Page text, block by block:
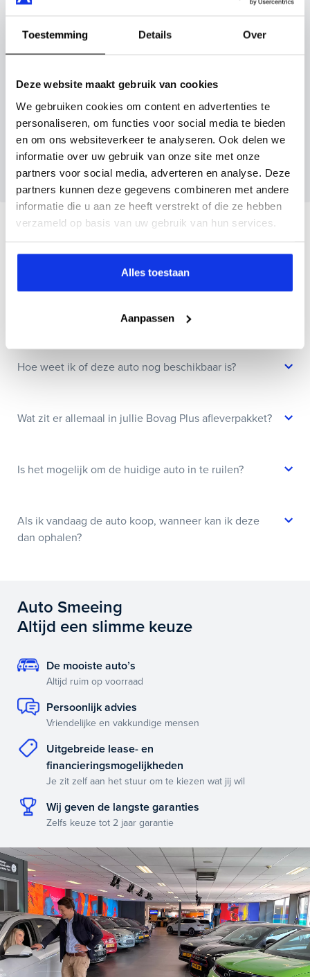
Toestemming Details Over
Deze website maakt gebruik van cookies
We gebruiken cookies om content en advertenties te
personaliseren, om functies voor social media te bieden
en om ons websiteverkeer te analyseren. Ook delen we
informatie over uw gebruik van onze site met onze
partners voor social media, adverteren en analyse. Deze
partners kunnen deze gegevens combineren met andere
informatie die u aan ze heeft verstrekt of die ze hebben
verzameld op basis van uw gebruik van hun services.
Alles toestaan
Aanpassen
Maak snel een afspraak in de showroom of bestel hem
Inruilvoorstel aanvragen
Wanneer je foto’s meestuurt ontvang je op
maandag tot en met vrijdag binnen enkele uren
een voorstel.
Veelgestelde vragen
Kan ik een auto reserveren?
Hoe weet ik of deze auto nog beschikbaar is?
Wat zit er allemaal in jullie Bovag Plus afleverpakket?
Is het mogelijk om de huidige auto in te ruilen?
Als ik vandaag de auto koop, wanneer kan ik deze
dan ophalen?
Auto Smeeing
Altijd een slimme keuze
De mooiste auto’s
Altijd ruim op voorraad
Persoonlijk advies
Vriendelijke en vakkundige mensen
Uitgebreide lease- en
financieringsmogelijkheden
Je zit zelf aan het stuur om te kiezen wat jij wil
Wij geven de langste garanties
Zelfs keuze tot 2 jaar garantie